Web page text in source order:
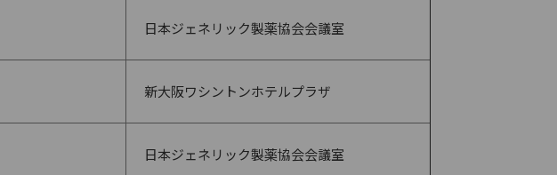
日本ジェネリック製薬協会会議室
新大阪ワシントンホテルプラザ
日本ジェネリック製薬協会会議室